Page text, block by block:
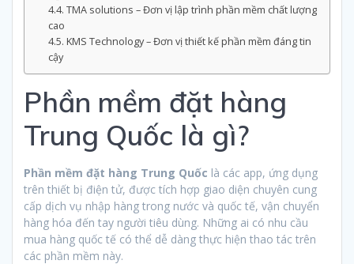
TMA solutions – Đơn vị lập trình phần mềm chất lượng
cao
KMS Technology – Đơn vị thiết kế phần mềm đáng tin
cậy
Phần mềm đặt hàng
Trung Quốc là gì?
Phần mềm đặt hàng Trung Quốc là các app, ứng dụng
trên thiết bị điện tử, được tích hợp giao diện chuyên cung
cấp dịch vụ nhập hàng trong nước và quốc tế, vận chuyển
hàng hóa đến tay người tiêu dùng. Những ai có nhu cầu
mua hàng quốc tế có thể dễ dàng thực hiện thao tác trên
các phần mềm này.